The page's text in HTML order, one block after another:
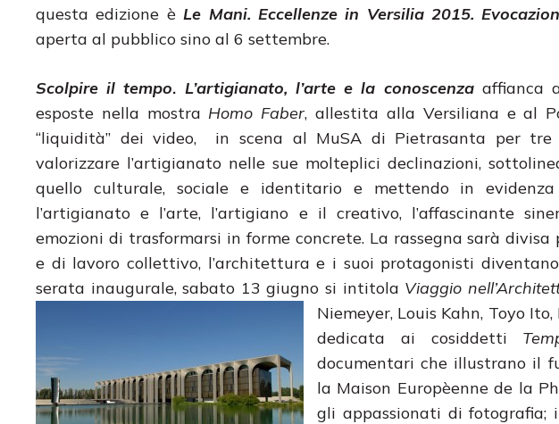
questa edizione èLe Mani. Eccellenze in Versilia 2015.
aperta al pubblico sino al 6 settembre.
Scolpire il tempo. L’artigianato, l’arte e la conoscenza affianca
esposte nella mostra Homo Faber, allestita alla Versiliana e al
“liquidità” dei video, in scena al MuSA di Pietrasanta per tre
valorizzare l’artigianato nelle sue molteplici declinazioni,
quello culturale, sociale e identitario e mettendo in
l’artigianato e l’arte, l’artigiano e il creativo, l’affascinante
emozioni di trasformarsi in forme concrete. La rassegna sarà
e di lavoro collettivo, l’architettura e i suoi protagonisti
serata inaugurale, sabato 13 giugno si intitola Viaggio
Niemeyer, Louis Kahn, Toyo
dedicata ai cosiddetti
documentari che illustrano il
la Maison Europèenne de la
gli appassionati di fotografia;